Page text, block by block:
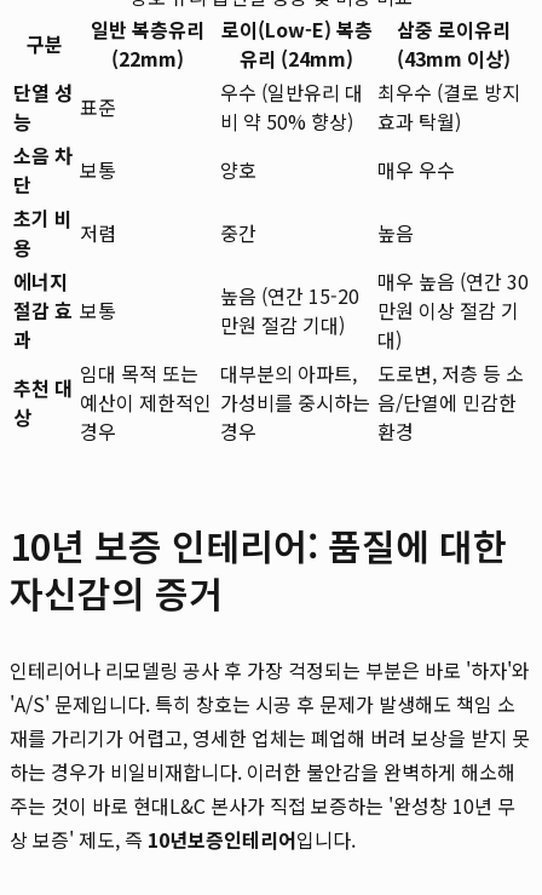
구분
일반 복층유리
(22mm)
로이(Low-E) 복층
유리 (24mm)
삼중 로이유리
(43mm 이상)
단열 성
능
표준
우수 (일반유리 대
비 약 50% 향상)
최우수 (결로 방지
효과 탁월)
소음 차
단
보통 양호
매우 우수
초기 비
용
저렴 중간
높음
에너지
절감 효
과
보통
높음 (연간 15-20
만원 절감 기대)
매우 높음 (연간 30
만원 이상 절감 기
대)
추천 대
상
임대 목적 또는
예산이 제한적인
경우
대부분의 아파트,
가성비를 중시하는
경우
도로변, 저층 등 소
음/단열에 민감한
환경
10년 보증 인테리어: 품질에 대한
자신감의 증거
인테리어나 리모델링 공사 후 가장 걱정되는 부분은 바로 '하자'와
'A/S' 문제입니다. 특히 창호는 시공 후 문제가 발생해도 책임 소
재를 가리기가 어렵고, 영세한 업체는 폐업해 버려 보상을 받지 못
하는 경우가 비일비재합니다. 이러한 불안감을 완벽하게 해소해
주는 것이 바로 현대L&C 본사가 직접 보증하는 '완성창 10년 무
상 보증' 제도, 즉 10년보증인테리어입니다.